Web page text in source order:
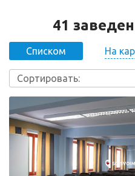
41
Списком На
Сортировать: